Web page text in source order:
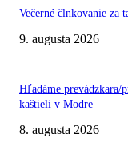
Večerné člnkovanie za
9. augusta 2026
Hľadáme prevádzkara/
kaštieli v Modre
8. augusta 2026